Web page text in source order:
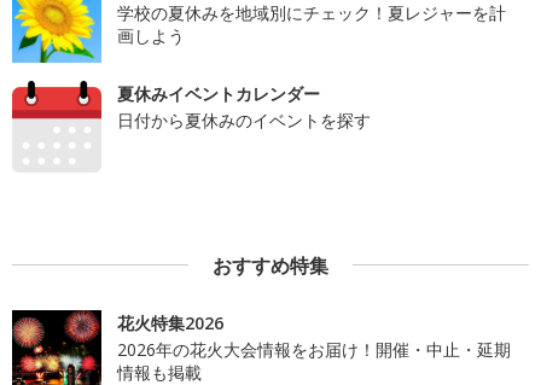
学校の夏休みを地域別にチェック！夏レジャーを計
画しよう
夏休みイベントカレンダー
日付から夏休みのイベントを探す
おすすめ特集
花火特集2026
2026年の花火大会情報をお届け！開催・中止・延期
情報も掲載